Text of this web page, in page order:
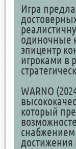
Игра
одиночные
эпицентр
игроками в
WARNO
который
снабжением